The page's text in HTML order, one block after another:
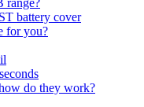
range?
battery cover
for you?
do they work?